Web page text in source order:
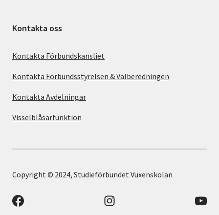
Kontakta oss
Kontakta Förbundskansliet
Kontakta Förbundsstyrelsen & Valberedningen
Kontakta Avdelningar
Visselblåsarfunktion
Copyright © 2024, Studieförbundet Vuxenskolan